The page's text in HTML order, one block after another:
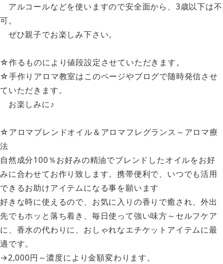
アルコールなどを使いますので安全面から、3歳以下は不
可。
ぜひ親子でお楽しみ下さい。
☆作るものにより値段設定させていただきます。
☆手作りアロマ教室はこのページやブログで随時発信させ
ていただきます。
お楽しみに♪
☆アロマブレンドオイル＆アロマフレグランス～アロマ療
法
自然成分100％お好みの精油でブレンドしたオイルをお好
みに合わせてお作り致します。携帯便利で、いつでも活用
できるお助けアイテムになる事を願います
好きな時に使えるので、お気に入りの香りで癒され、外出
先でもホッと落ち着き、毎日使って強い味方～セルフケア
に、香水の代わりに、おしゃれなエチケットアイテムに最
適です。
→2,000円～濃度により金額変わります。